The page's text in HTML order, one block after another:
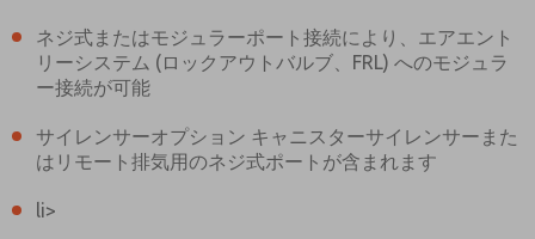
ネジ式またはモジュラーポート接続により、エアエント
リーシステム (ロックアウトバルブ、FRL) へのモジュラ
ー接続が可能
サイレンサーオプション キャニスターサイレンサーまた
はリモート排気用のネジ式ポートが含まれます
li>
ご希望の連絡方法は？
機能、製品性能などに関する最新情報を定期的